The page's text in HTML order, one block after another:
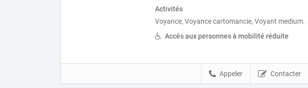
Activités
Voyance, Voyance cartomancie, Voyant medium.
Accès aux personnes à mobilité réduite
Contacter
Appeler